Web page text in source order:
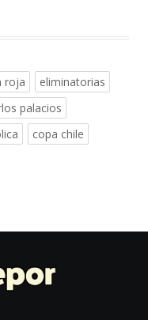
roja
eliminatorias
palacios
copa chile